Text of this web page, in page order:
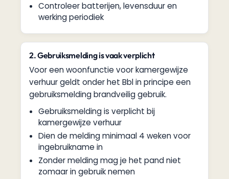
Controleer batterijen, levensduur en
werking periodiek
2. Gebruiksmelding is vaak verplicht
Voor een woonfunctie voor kamergewijze
verhuur geldt onder het Bbl in principe een
gebruiksmelding brandveilig gebruik.
Gebruiksmelding is verplicht bij
kamergewijze verhuur
Dien de melding minimaal 4 weken voor
ingebruikname in
Zonder melding mag je het pand niet
zomaar in gebruik nemen